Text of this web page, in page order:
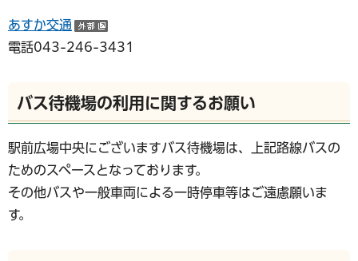
あすか交通
電話043-246-3431
バス待機場の利用に関するお願い
駅前広場中央にございますバス待機場は、上記路線バスの
ためのスペースとなっております。
その他バスや一般車両による一時停車等はご遠慮願いま
す。